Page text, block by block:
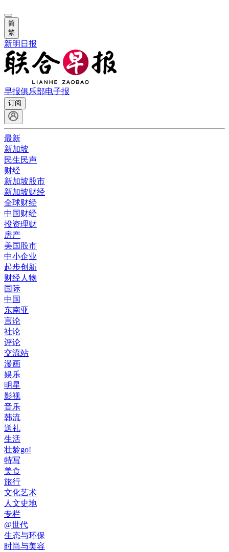
简
繁
新明日报
早报俱乐部电子报
订阅
最新
新加坡
民生民声
财经
新加坡股市
新加坡财经
全球财经
中国财经
投资理财
房产
美国股市
中小企业
起步创新
财经人物
国际
中国
东南亚
言论
社论
评论
交流站
漫画
娱乐
明星
影视
音乐
韩流
送礼
生活
壮龄go!
特写
美食
旅行
文化艺术
人文史地
专栏
@世代
生态与环保
时尚与美容